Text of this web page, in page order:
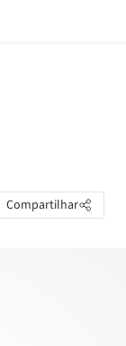
Compartilhar